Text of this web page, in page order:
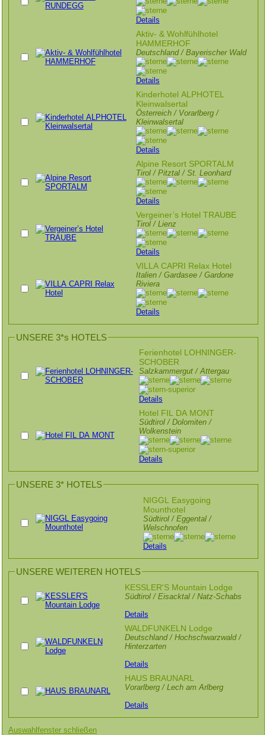
Details
Aktiv- & Wohlfühlhotel
HAMMERHOF
Deutschland / Bayerischer Wald
Details
Kinderhotel ALPHOTEL
Kleinwalsertal
Österreich / Vorarlberg /
Kleinwalsertal
Details
Alpine Resort SPORTALM
Tirol / Pitztal / St. Leonhard
Details
Vergeiner’s Hotel TRAUBE
Tirol / Lienz
Details
VILLA CAPRI Relax Hotel
Italien / Gardasee / Gardone
Riviera
Details
UNSERE 3*s HOTELS
Ferienhotel LOHNINGER-
SCHOBER
Salzkammergut / Attergau
Details
Hotel FIL DA MONT
Südtirol / Dolomiten /
Wolkenstein
Details
UNSERE 3* HOTELS
NIGGL Easygoing
Mounthotel
Südtirol / Eggental /
Welschnofen
Details
UNSERE WEITEREN HOTELS
KESSLER'S Mountain Lodge
Südtirol / Eisacktal / Natz-Schabs
Details
WALDFUNKELN Lodge
Deutschland / Hochschwarzwald /
Hinterzarten
Details
HAUS BRAUNARL
Vorarlberg / Lech am Arlberg
Details
Auswahlfenster schließen